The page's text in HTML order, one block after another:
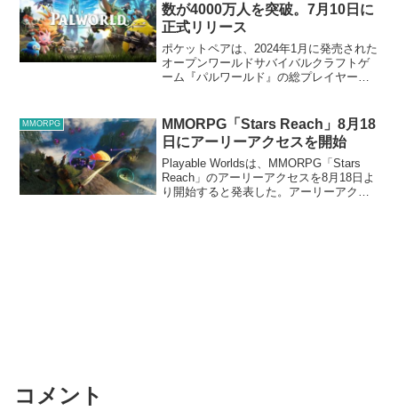
数が4000万人を突破。7月10日に
正式リリース
ポケットペアは、2024年1月に発売された
オープンワールドサバイバルクラフトゲ
ーム『パルワールド』の総プレイヤー数
れまでを振り返る動画が公開されてい
る。
MMORPG
MMORPG「Stars Reach」8月18
日にアーリーアクセスを開始
Playable Worldsは、MMORPG「Stars
Reach」のアーリーアクセスを8月18日よ
り開始すると発表した。アーリーアクセ
コメント